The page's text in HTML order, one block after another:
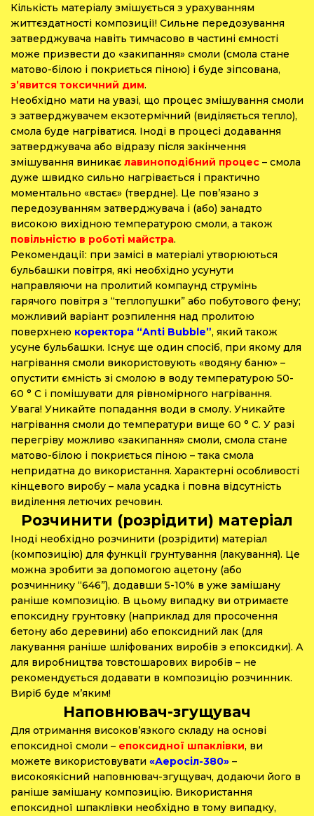
Кількість матеріалу змішується з урахуванням
життєздатності композиції! Сильне передозування
затверджувача навіть тимчасово в частині ємності
може призвести до «закипання» смоли (смола стане
матово-білою і покриється піною) і буде зіпсована,
з’явится токсичний дим.
Необхідно мати на увазі, що процес змішування смоли
з затверджувачем екзотермічний (виділяється тепло),
смола буде нагріватися. Іноді в процесі додавання
затверджувача або відразу після закінчення
змішування виникає лавиноподібний процес – смола
дуже швидко сильно нагрівається і практично
моментально «встає» (твердне). Це пов’язано з
передозуванням затверджувача і (або) занадто
високою вихідною температурою смоли, а також
повільністю в роботі майстра.
Рекомендації: при замісі в матеріалі утворюються
бульбашки повітря, які необхідно усунути
направляючи на пролитий компаунд струмінь
гарячого повітря з “теплопушки” або побутового фену;
можливий варіант розпилення над пролитою
поверхнею коректора “Anti Bubble”, який також
усуне бульбашки. Існує ще один спосіб, при якому для
нагрівання смоли використовують «водяну баню» –
опустити ємність зі смолою в воду температурою 50-
60 ° С і помішувати для рівномірного нагрівання.
Увага! Уникайте попадання води в смолу. Уникайте
нагрівання смоли до температури вище 60 ° С. У разі
перегріву можливо «закипання» смоли, смола стане
матово-білою і покриється піною – така смола
непридатна до використання. Характерні особливості
кінцевого виробу – мала усадка і повна відсутність
виділення летючих речовин.
Розчинити (розрідити) матеріал
Іноді необхідно розчинити (розрідити) матеріал
(композицію) для функції грунтування (лакування). Це
можна зробити за допомогою ацетону (або
розчиннику “646”), додавши 5-10% в уже замішану
раніше композицію. В цьому випадку ви отримаєте
епоксидну грунтовку (наприклад для просочення
бетону або деревини) або епоксидний лак (для
лакування раніше шліфованих виробів з епоксидки). А
для виробництва товстошарових виробів – не
рекомендується додавати в композицію розчинник.
Виріб буде м’яким!
Наповнювач-згущувач
Для отримання високов’язкого складу на основі
епоксидної смоли – епоксидної шпаклівки, ви
можете використовувати «Аеросіл-380» –
високоякісний наповнювач-згущувач, додаючи його в
раніше замішану композицію. Використання
епоксидної шпаклівки необхідно в тому випадку,